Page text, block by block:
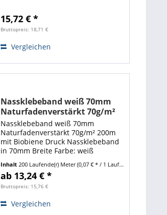
hervorragend zum Befestigen,
Verschließen oder Verpacken und
15,72 € *
Bruttopreis: 18,71 €
Vergleichen
Nassklebeband weiß 70mm
Naturfadenverstärkt 70g/m²
200m mit Biobiene Druck
Nassklebeband weiß 70mm
Naturfadenverstärkt 70g/m² 200m
mit Biobiene Druck Nassklebeband
in 70mm Breite Farbe: weiß
längs, 1x sinus Länge 200m pro
Rolle sehr gute Klebewirkung
Grammatur: 70g/m²...
Inhalt 200 Laufende(r) Meter(0,07 € * / 1 Laufende(r) Meter)
ab 13,24 € *
Bruttopreis: 15,76 €
Vergleichen